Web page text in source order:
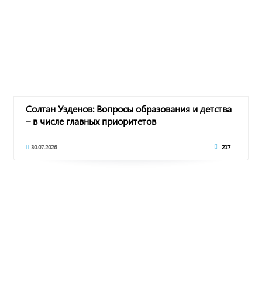
Солтан Узденов: Вопросы образования и детства
– в числе главных приоритетов
30.07.2026 217